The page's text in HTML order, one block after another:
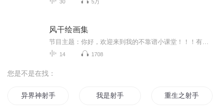
30 5万
风干绘画集
14 1708
您是不是在找：
异界神射手传说 我是射手 重生之射手传奇